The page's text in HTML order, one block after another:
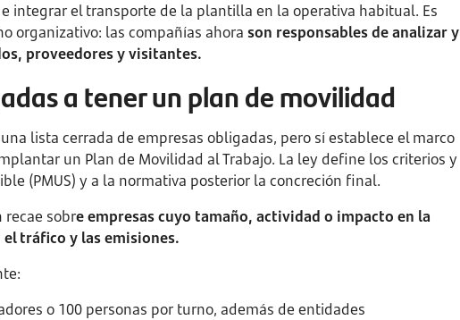
integrar el transporte de la plantilla en la operativa habitual. Es
organizativo: las compañías ahora son responsables de analizar y
proveedores y visitantes.
a tener un plan de movilidad
lista cerrada de empresas obligadas, pero sí establece el marco
un Plan de Movilidad al Trabajo. La ley define los criterios y
(PMUS) y a la normativa posterior la concreción final.
recae sobre empresas cuyo tamaño, actividad o impacto en la
tráfico y las emisiones.
o 100 personas por turno, además de entidades